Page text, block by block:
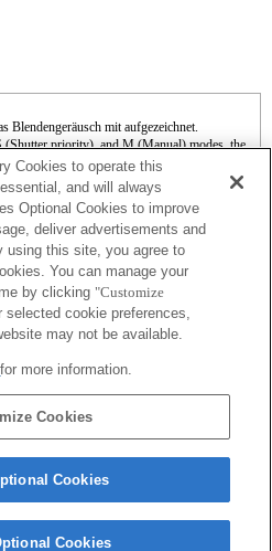
mit aufgezeichnet.
priority), and M (Manual) modes, the
be adjusted during the movie recording.
kann nicht verwendet
kann die Bildhelligkeit möglicherweise
Schlitzverschluss auf [Aus].
dem Objektivadapter anbringen, wird die MF-
wenn Sie den Fokussierring drehen. Sie
die Funktion "Fokusvergrößerung" oder
einer Taste zuweisen.
Roll) mit SteadyShot INSIDE verfügbar.
wenn Sie dunkle Szenen aufnehmen
Bildschirms befindet oder deutlich unscharf
Cookies to operate this
and will always
Optional Cookies to improve
deliver advertisements and
using this site, you agree to
You can manage your
by clicking "Customize
selected cookie preferences,
may not be available.
for more information.
Cookies
Cookies
Cookies